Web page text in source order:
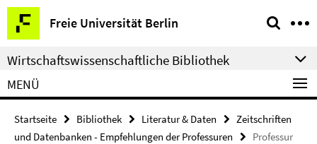
Springe
direkt
zu
Inhalt
Freie Universität Berlin
Service-
Navigation
Wirtschaftswissenschaftliche Bibliothek
MENÜ
Startseite Bibliothek Literatur & Daten
Zeitschriften
und Datenbanken - Empfehlungen der Professuren
Professur